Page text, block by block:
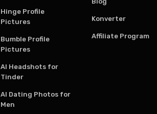
Hinge Profile
Pictures
Bumble Profile
Pictures
AI Headshots for
Tinder
AI Dating Photos for
Men
Konverter
Affiliate Program